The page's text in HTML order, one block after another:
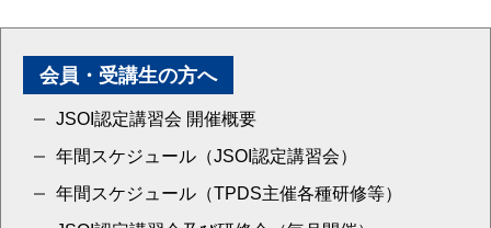
会員・受講生の方へ
JSOI認定講習会 開催概要
年間スケジュール（JSOI認定講習会）
年間スケジュール（TPDS主催各種研修等）